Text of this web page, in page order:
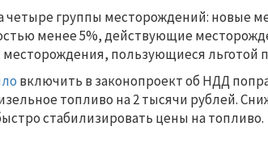
четыре группы месторождений: новые
менее 5%, действующие
месторождения, пользующиеся льготой
включить в законопроект об НДД
топливо на 2 тысячи рублей.
стабилизировать цены на топливо.